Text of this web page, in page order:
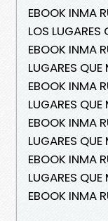
EBOOK INMA
LOS LUGARES
EBOOK INMA
LUGARES
EBOOK INMA
LUGARES
EBOOK INMA
LUGARES
EBOOK INMA
LUGARES
EBOOK INMA